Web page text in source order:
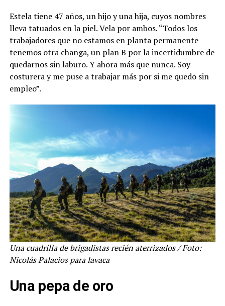
Estela tiene 47 años, un hijo y una hija, cuyos nombres
lleva tatuados en la piel. Vela por ambos. “Todos los
trabajadores que no estamos en planta permanente
tenemos otra changa, un plan B por la incertidumbre de
quedarnos sin laburo. Y ahora más que nunca. Soy
costurera y me puse a trabajar más por si me quedo sin
empleo”.
Una cuadrilla de brigadistas recién aterrizados / Foto:
Nicolás Palacios para lavaca
Una pepa de oro